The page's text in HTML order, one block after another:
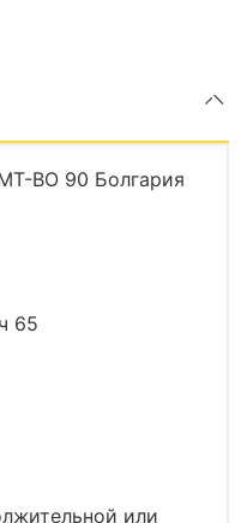
ВО 90 Болгария
65
или